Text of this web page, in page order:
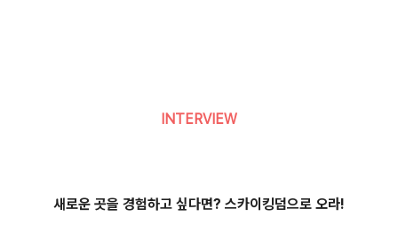
INTERVIEW
새로운 곳을 경험하고 싶다면? 스카이킹덤으로 오라!